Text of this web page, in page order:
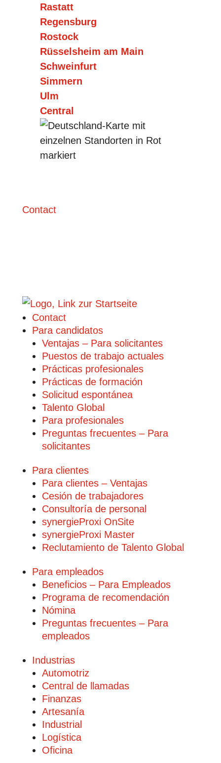
Rastatt
Regensburg
Rostock
Rüsselsheim am Main
Schweinfurt
Simmern
Ulm
Central
Contact
Contact
Para candidatos
Ventajas – Para solicitantes
Puestos de trabajo actuales
Prácticas profesionales
Prácticas de formación
Solicitud espontánea
Talento Global
Para profesionales
Preguntas frecuentes – Para
solicitantes
Para clientes
Para clientes – Ventajas
Cesión de trabajadores
Consultoría de personal
synergieProxi OnSite
synergieProxi Master
Reclutamiento de Talento Global
Para empleados
Beneficios – Para Empleados
Programa de recomendación
Nómina
Preguntas frecuentes – Para
empleados
Industrias
Automotriz
Central de llamadas
Finanzas
Artesanía
Industrial
Logística
Oficina